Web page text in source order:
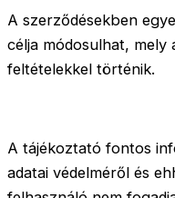
A szerződésekben
célja módosulhat,
feltételekkel történik.
A tájékoztató fontos
adatai védelméről és